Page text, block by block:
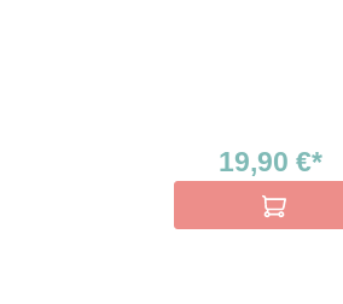
19,90 €*
In den Warenkorb